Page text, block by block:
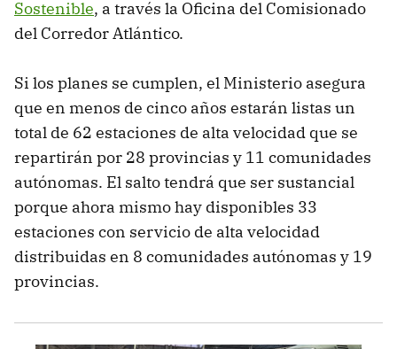
Sostenible, a través la Oficina del Comisionado
del Corredor Atlántico.
Si los planes se cumplen, el Ministerio asegura
que en menos de cinco años estarán listas un
total de 62 estaciones de alta velocidad que se
repartirán por 28 provincias y 11 comunidades
autónomas. El salto tendrá que ser sustancial
porque ahora mismo hay disponibles 33
estaciones con servicio de alta velocidad
distribuidas en 8 comunidades autónomas y 19
provincias.